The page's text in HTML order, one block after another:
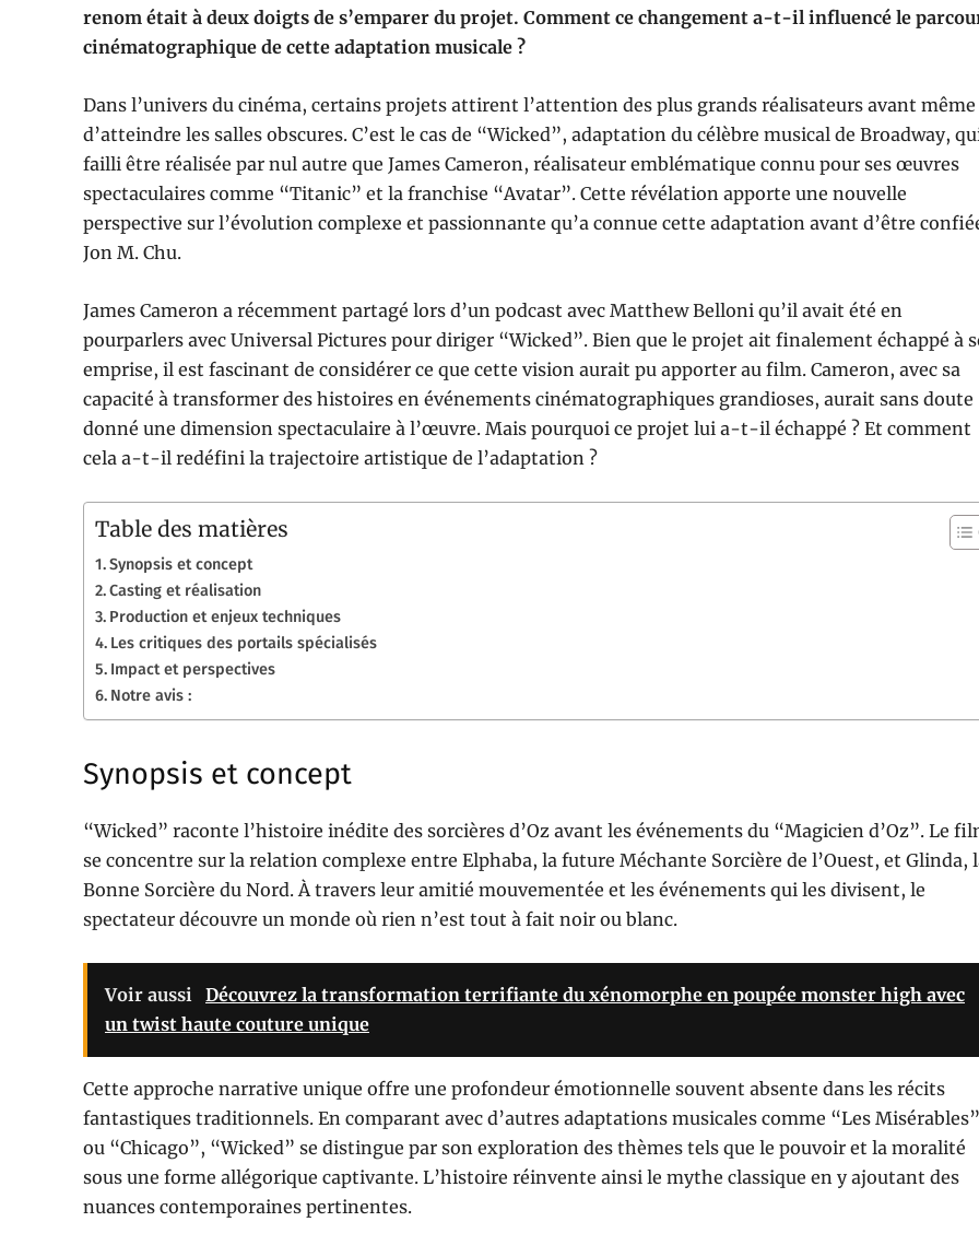
renom était à deux doigts de s’emparer du projet. Comment ce changement a-t-il influencé le
cinématographique de cette adaptation musicale ?
Dans l’univers du cinéma, certains projets attirent l’attention des plus grands réalisateurs avant même
d’atteindre les salles obscures. C’est le cas de “Wicked”, adaptation du célèbre musical de Broadway,
failli être réalisée par nul autre que James Cameron, réalisateur emblématique connu pour ses œuvres
spectaculaires comme “Titanic” et la franchise “Avatar”. Cette révélation apporte une nouvelle
perspective sur l’évolution complexe et passionnante qu’a connue cette adaptation avant d’être
Jon M. Chu.
James Cameron a récemment partagé lors d’un podcast avec Matthew Belloni qu’il avait été en
pourparlers avec Universal Pictures pour diriger “Wicked”. Bien que le projet ait finalement échappé à
emprise, il est fascinant de considérer ce que cette vision aurait pu apporter au film. Cameron, avec sa
capacité à transformer des histoires en événements cinématographiques grandioses, aurait sans doute
donné une dimension spectaculaire à l’œuvre. Mais pourquoi ce projet lui a-t-il échappé ? Et comment
cela a-t-il redéfini la trajectoire artistique de l’adaptation ?
Table des matières
Synopsis et concept
Casting et réalisation
Production et enjeux techniques
Les critiques des portails spécialisés
Impact et perspectives
Notre avis :
Synopsis et concept
“Wicked” raconte l’histoire inédite des sorcières d’Oz avant les événements du “Magicien d’Oz”. Le
se concentre sur la relation complexe entre Elphaba, la future Méchante Sorcière de l’Ouest, et Glinda,
Bonne Sorcière du Nord. À travers leur amitié mouvementée et les événements qui les divisent, le
spectateur découvre un monde où rien n’est tout à fait noir ou blanc.
Voir aussi Découvrez la transformation terrifiante du xénomorphe en poupée monster high avec
un twist haute couture unique
Cette approche narrative unique offre une profondeur émotionnelle souvent absente dans les récits
fantastiques traditionnels. En comparant avec d’autres adaptations musicales comme “Les Misérables”
ou “Chicago”, “Wicked” se distingue par son exploration des thèmes tels que le pouvoir et la moralité
sous une forme allégorique captivante. L’histoire réinvente ainsi le mythe classique en y ajoutant des
nuances contemporaines pertinentes.